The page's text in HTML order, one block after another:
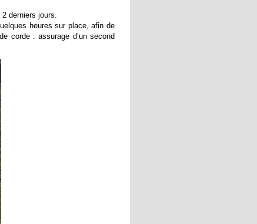
derniers jours.
heures sur place, afin de
corde : assurage d’un second